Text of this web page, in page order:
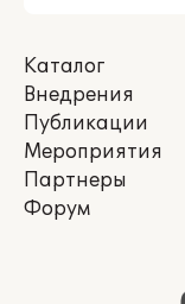
Каталог
Внедрения
Публикации
Мероприятия
Партнеры
Форум